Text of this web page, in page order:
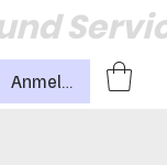
Anmelden